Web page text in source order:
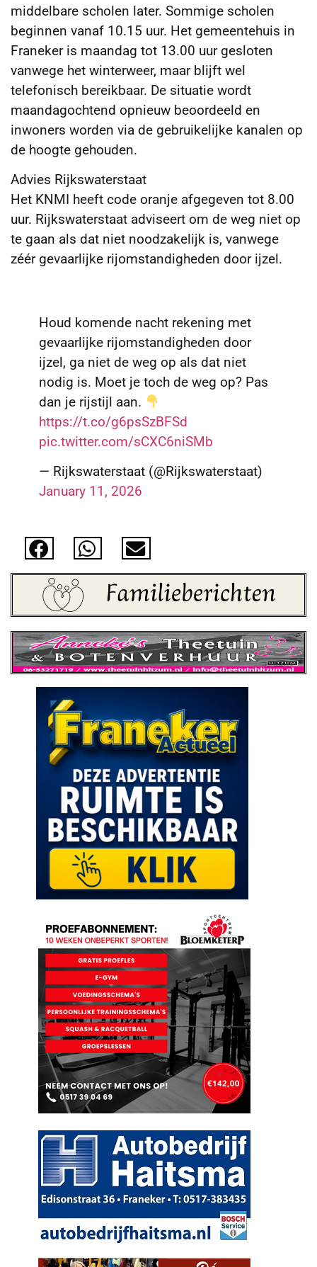
middelbare scholen later. Sommige scholen
beginnen vanaf 10.15 uur. Het gemeentehuis in
Franeker is maandag tot 13.00 uur gesloten
vanwege het winterweer, maar blijft wel
telefonisch bereikbaar. De situatie wordt
maandagochtend opnieuw beoordeeld en
inwoners worden via de gebruikelijke kanalen op
de hoogte gehouden.
Advies Rijkswaterstaat
Het KNMI heeft code oranje afgegeven tot 8.00
uur. Rijkswaterstaat adviseert om de weg niet op
te gaan als dat niet noodzakelijk is, vanwege
zéér gevaarlijke rijomstandigheden door ijzel.
Houd komende nacht rekening met
gevaarlijke rijomstandigheden door
ijzel, ga niet de weg op als dat niet
nodig is. Moet je toch de weg op? Pas
dan je rijstijl aan.
https://t.co/g6psSzBFSd
pic.twitter.com/sCXC6niSMb
— Rijkswaterstaat (@Rijkswaterstaat)
January 11, 2026